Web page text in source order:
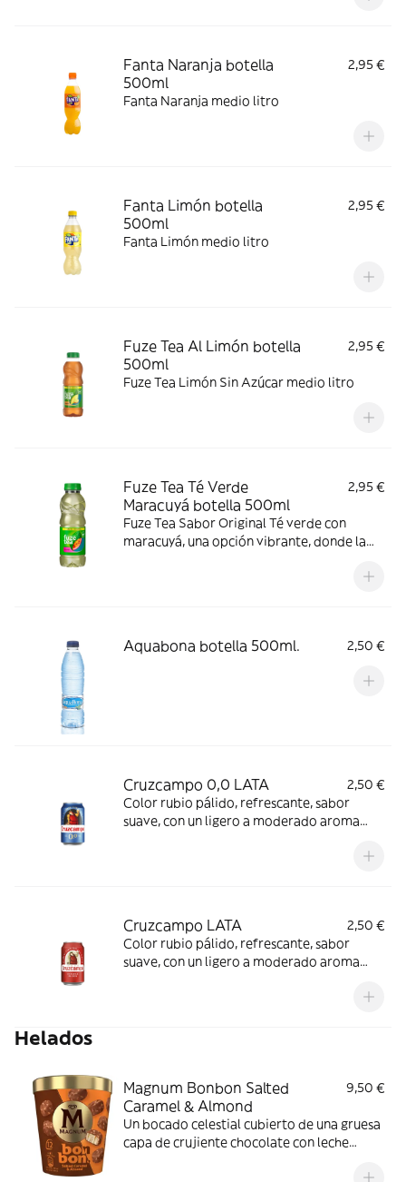
Fanta Naranja botella
500ml
2,95 €
Fanta Naranja medio litro
Fanta Limón botella
500ml
2,95 €
Fanta Limón medio litro
Fuze Tea Al Limón botella
500ml
2,95 €
Fuze Tea Limón Sin Azúcar medio litro
Fuze Tea Té Verde
Maracuyá botella 500ml
2,95 €
Fuze Tea Sabor Original Té verde con
maracuyá, una opción vibrante, donde la
Aquabona botella 500ml. 2,50 €
Cruzcampo 0,0 LATA
2,50 €
Color rubio pálido, refrescante, sabor
suave, con un ligero a moderado aroma
Cruzcampo LATA
2,50 €
Color rubio pálido, refrescante, sabor
suave, con un ligero a moderado aroma
Helados
Magnum Bonbon Salted
Caramel & Almond
9,50 €
Un bocado celestial cubierto de una gruesa
capa de crujiente chocolate con leche
tostadas. Descubre el cremoso helado de